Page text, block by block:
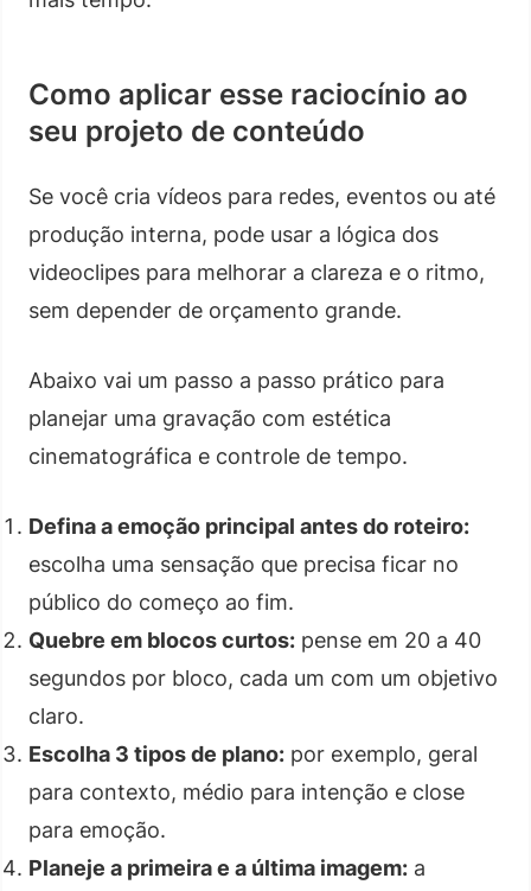
Como aplicar esse raciocínio ao
seu projeto de conteúdo
Se você cria vídeos para redes, eventos ou até
produção interna, pode usar a lógica dos
videoclipes para melhorar a clareza e o ritmo,
sem depender de orçamento grande.
Abaixo vai um passo a passo prático para
planejar uma gravação com estética
cinematográfica e controle de tempo.
Defina a emoção principal antes do roteiro:
escolha uma sensação que precisa ficar no
público do começo ao fim.
Quebre em blocos curtos: pense em 20 a 40
segundos por bloco, cada um com um objetivo
claro.
Escolha 3 tipos de plano: por exemplo, geral
para contexto, médio para intenção e close
para emoção.
Planeje a primeira e a última imagem: a